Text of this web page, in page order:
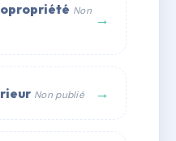
Non →
Non publié →